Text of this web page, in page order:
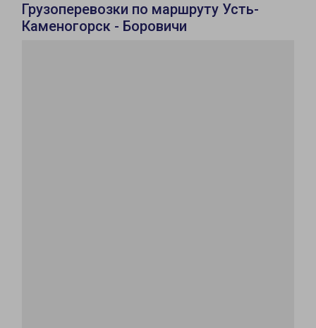
Грузоперевозки по маршруту Усть-
Каменогорск - Боровичи